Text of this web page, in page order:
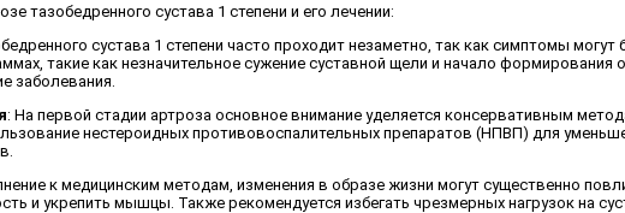
тазобедренного сустава 1 степени и его лечении:
сустава 1 степени часто проходит незаметно, так как симптомы
такие как незначительное сужение суставной щели и начало
заболевания.
: На первой стадии артроза основное внимание уделяется консервативным
нестероидных противовоспалительных препаратов (НПВП) для
к медицинским методам, изменения в образе жизни могут существенно
и укрепить мышцы. Также рекомендуется избегать чрезмерных нагрузок на